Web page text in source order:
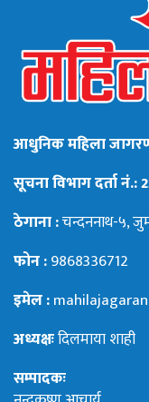
आधुनिक महिला जागरण
सूचना विभाग दर्ता नं.:
ठेगाना :चन्दननाथ-५,
फोन :9868336712
इमेल :
अध्यक्षःदिलमाया शाही
सम्पादकः